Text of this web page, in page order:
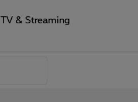
TV & Streaming